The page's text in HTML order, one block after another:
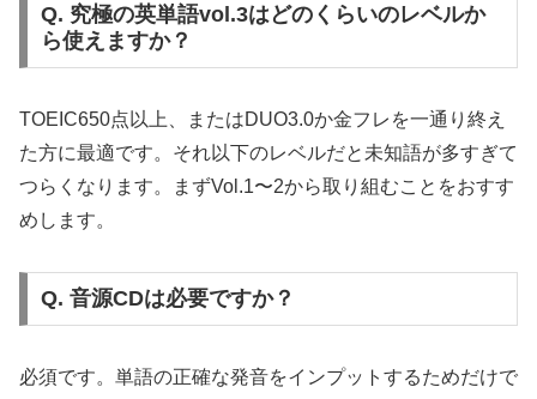
Q. 究極の英単語vol.3はどのくらいのレベルか
ら使えますか？
TOEIC650点以上、またはDUO3.0か金フレを一通り終え
た方に最適です。それ以下のレベルだと未知語が多すぎて
つらくなります。まずVol.1〜2から取り組むことをおすす
めします。
Q. 音源CDは必要ですか？
必須です。単語の正確な発音をインプットするためだけで